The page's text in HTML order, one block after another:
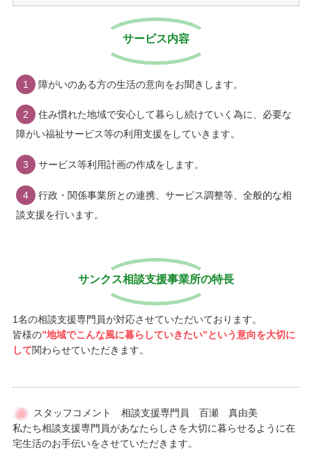
サービス内容
障がいのある方の生活の意向をお聞きします。
住み慣れた地域で安心して暮らし続けていく為に、必要な
障がい福祉サービス等の利用支援をしていきます。
サービス等利用計画の作成をします。
行政・関係事業所との連携、サービス調整等、全般的な相
談支援を行います。
サンクス相談支援事業所の特長
1名の相談支援専門員が対応させていただいております。
皆様の”地域でこんな風に暮らしていきたい”という意向を大切に
して関わらせていただきます。
スタッフコメント 相談支援専門員 百瀬 真由美
私たち相談支援専門員があなたらしさを大切に暮らせるように在
宅生活のお手伝いをさせていただきます。